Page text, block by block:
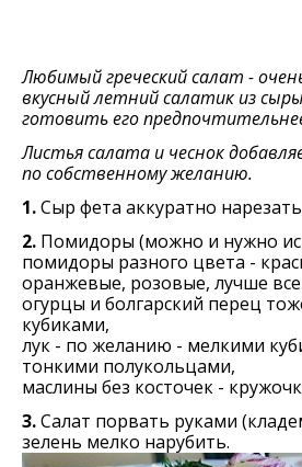
Любимый греческий салат -
вкусный летний салатик из
готовить его
Листья салата и чеснок
по собственному желанию.
1.Сыр фета аккуратно
2. Помидоры (можно и нужно
помидоры разного цвета -
оранжевые, розовые, лучше
огурцы и болгарский пeрeц
кубиками,
лук - по желанию - мелкими
тонкими полукольцами,
маслины без косточек -
3.Салат порвать руками
зелень мелко нарубить.